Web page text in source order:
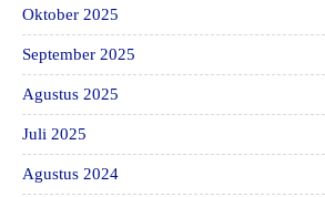
Oktober 2025
September 2025
Agustus 2025
Juli 2025
Agustus 2024